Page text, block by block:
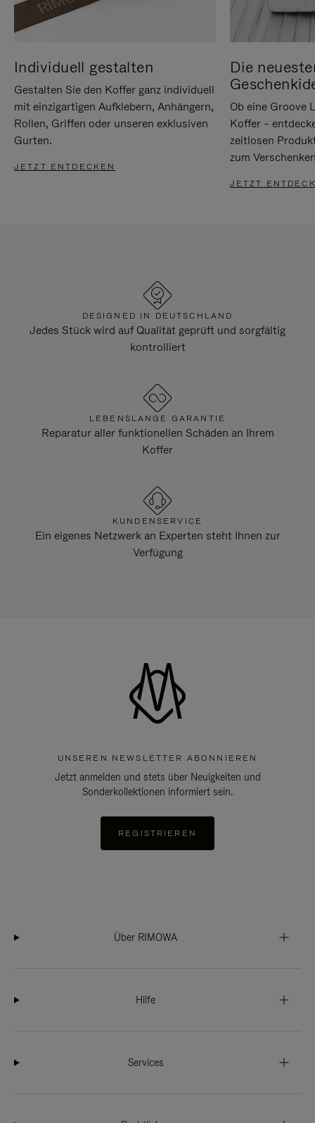
Individuell gestalten
Gestalten Sie den Koffer ganz individuell
mit einzigartigen Aufklebern, Anhängern,
Rollen, Griffen oder unseren exklusiven
Gurten.
JETZT ENTDECKEN
Die
Ob eine Groove
Koffer –
zeitlosen
zum
JETZT
DESIGNED IN DEUTSCHLAND
Jedes Stück wird auf Qualität geprüft und sorgfältig
kontrolliert
LEBENSLANGE GARANTIE
Reparatur aller funktionellen Schäden an Ihrem
Koffer
KUNDENSERVICE
Ein eigenes Netzwerk an Experten steht Ihnen zur
Verfügung
UNSEREN NEWSLETTER ABONNIEREN
Jetzt anmelden und stets über Neuigkeiten und
Sonderkollektionen informiert sein.
REGISTRIEREN
Über RIMOWA
Hilfe
Services